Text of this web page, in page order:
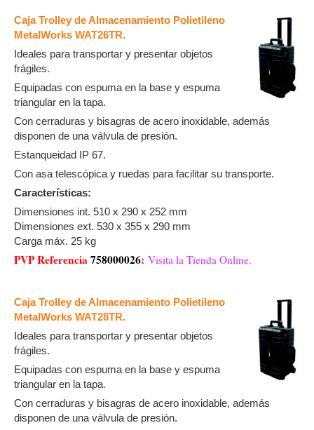
Caja Trolley de Almacenamiento Polietileno
MetalWorks WAT26TR.
Ideales para transportar y presentar objetos
frágiles.
Equipadas con espuma en la base y espuma
triangular en la tapa.
Con cerraduras y bisagras de acero inoxidable, además
disponen de una válvula de presión.
Estanqueidad IP 67.
Con asa telescópica y ruedas para facilitar su transporte.
Características:
Dimensiones int. 510 x 290 x 252 mm
Dimensiones ext. 530 x 355 x 290 mm
Carga máx. 25 kg
PVP Referencia758000026: Visita la Tienda Online.
Caja Trolley de Almacenamiento Polietileno
MetalWorks WAT28TR.
Ideales para transportar y presentar objetos
frágiles.
Equipadas con espuma en la base y espuma
triangular en la tapa.
Con cerraduras y bisagras de acero inoxidable, además
disponen de una válvula de presión.